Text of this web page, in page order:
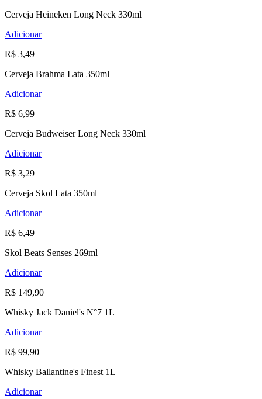
Cerveja Heineken Long Neck 330ml
Adicionar
R$ 3,49
Cerveja Brahma Lata 350ml
Adicionar
R$ 6,99
Cerveja Budweiser Long Neck 330ml
Adicionar
R$ 3,29
Cerveja Skol Lata 350ml
Adicionar
R$ 6,49
Skol Beats Senses 269ml
Adicionar
R$ 149,90
Whisky Jack Daniel's N°7 1L
Adicionar
R$ 99,90
Whisky Ballantine's Finest 1L
Adicionar